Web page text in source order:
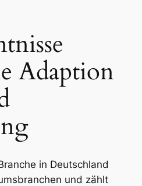
Adaption
in Deutschland
und zählt